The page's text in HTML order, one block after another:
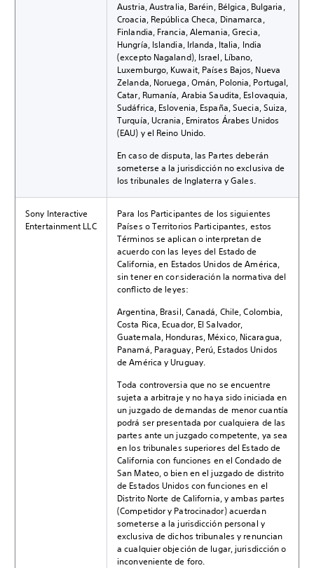
Austria, Australia, Baréin, Bélgica, Bulgaria,
Croacia, República Checa, Dinamarca,
Finlandia, Francia, Alemania, Grecia,
Hungría, Islandia, Irlanda, Italia, India
(excepto Nagaland), Israel, Líbano,
Luxemburgo, Kuwait, Países Bajos, Nueva
Zelanda, Noruega, Omán, Polonia, Portugal,
Catar, Rumanía, Arabia Saudita, Eslovaquia,
Sudáfrica, Eslovenia, España, Suecia, Suiza,
Turquía, Ucrania, Emiratos Árabes Unidos
(EAU) y el Reino Unido.
En caso de disputa, las Partes deberán
someterse a la jurisdicción no exclusiva de
los tribunales de Inglaterra y Gales.
Sony Interactive
Entertainment LLC
Para los Participantes de los siguientes
Países o Territorios Participantes, estos
Términos se aplican o interpretan de
acuerdo con las leyes del Estado de
California, en Estados Unidos de América,
sin tener en consideración la normativa del
conflicto de leyes:
Argentina, Brasil, Canadá, Chile, Colombia,
Costa Rica, Ecuador, El Salvador,
Guatemala, Honduras, México, Nicaragua,
Panamá, Paraguay, Perú, Estados Unidos
de América y Uruguay.
Toda controversia que no se encuentre
sujeta a arbitraje y no haya sido iniciada en
un juzgado de demandas de menor cuantía
podrá ser presentada por cualquiera de las
partes ante un juzgado competente, ya sea
en los tribunales superiores del Estado de
California con funciones en el Condado de
San Mateo, o bien en el juzgado de distrito
de Estados Unidos con funciones en el
Distrito Norte de California, y ambas partes
(Competidor y Patrocinador) acuerdan
someterse a la jurisdicción personal y
exclusiva de dichos tribunales y renuncian
a cualquier objeción de lugar, jurisdicción o
inconveniente de foro.